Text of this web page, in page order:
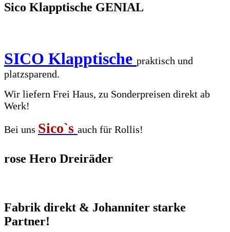
Sico Klapptische GENIAL
SICO Klapptische praktisch und
platzsparend.
Wir liefern Frei Haus, zu Sonderpreisen direkt ab
Werk!
Bei uns Sico`s auch für Rollis!
rose Hero Dreiräder
Fabrik direkt & Johanniter starke
Partner!